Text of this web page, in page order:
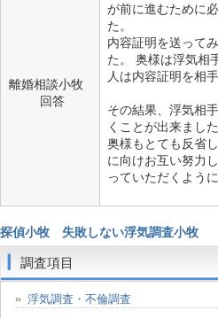
離婚相談小牧
回答
が前に進むために
た。
内容証明を送って
た。 奥様は浮気相
人は内容証明を相
その結果、浮気相
くことが出来ました
奥様もとても反省
に向けお互い努力
っていただくよう
探偵小牧 失敗しない浮気調査小牧
調査項目
浮気調査・不倫調査